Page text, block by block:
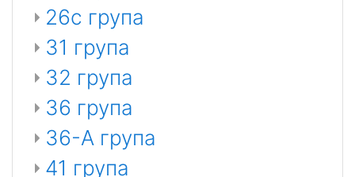
26с група
31 група
32 група
36 група
36-А група
41 група